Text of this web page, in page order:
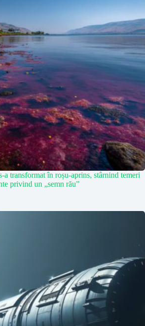
a transformat în roșu-aprins, stârnind temeri
privind un „semn rău”